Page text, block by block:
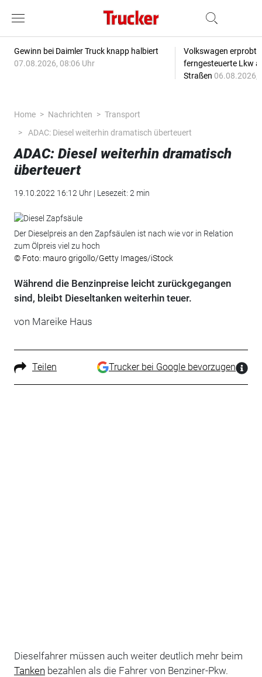
Gewinn bei Daimler Truck knapp halbiert
07.08.2026, 08:06 Uhr
Volkswagen erprobt
ferngesteuerte Lkw
Straßen 06.08.2026,
Home Nachrichten
Transport
ADAC: Diesel weiterhin dramatisch überteuert
ADAC: Diesel weiterhin dramatisch
überteuert
19.10.2022 16:12 Uhr | Lesezeit: 2 min
Der Dieselpreis an den Zapfsäulen ist nach wie vor in Relation
zum Ölpreis viel zu hoch
© Foto: mauro grigollo/Getty Images/iStock
Während die Benzinpreise leicht zurückgegangen
sind, bleibt Dieseltanken weiterhin teuer.
von Mareike Haus
Teilen Trucker bei Google bevorzugen
Dieselfahrer müssen auch weiter deutlich mehr beim
Tanken bezahlen als die Fahrer von Benziner-Pkw.